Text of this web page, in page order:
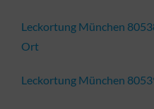
Leckortung München
Ort
Leckortung München